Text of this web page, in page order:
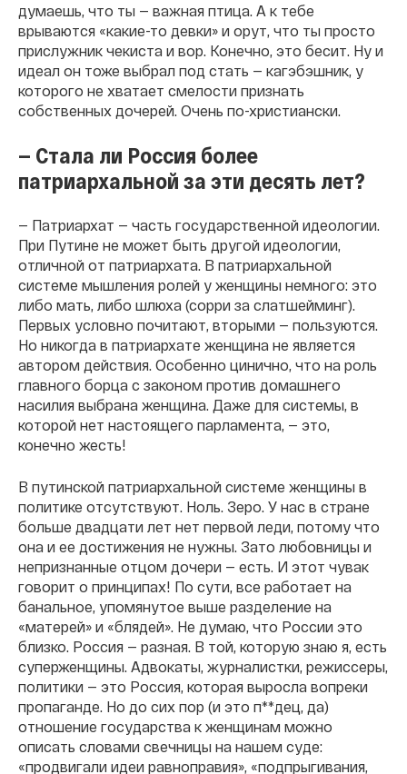
думаешь, что ты — важная птица. А к тебе
врываются «какие-то девки» и орут, что ты просто
прислужник чекиста и вор. Конечно, это бесит. Ну и
идеал он тоже выбрал под стать — кагэбэшник, у
которого не хватает смелости признать
собственных дочерей. Очень по-христиански.
— Стала ли Россия более
патриархальной за эти десять лет?
— Патриархат — часть государственной идеологии.
При Путине не может быть другой идеологии,
отличной от патриархата. В патриархальной
системе мышления ролей у женщины немного: это
либо мать, либо шлюха (сорри за слатшейминг).
Первых условно почитают, вторыми — пользуются.
Но никогда в патриархате женщина не является
автором действия. Особенно цинично, что на роль
главного борца с законом против домашнего
насилия выбрана женщина. Даже для системы, в
которой нет настоящего парламента, — это,
конечно жесть!
В путинской патриархальной системе женщины в
политике отсутствуют. Ноль. Зеро. У нас в стране
больше двадцати лет нет первой леди, потому что
она и ее достижения не нужны. Зато любовницы и
непризнанные отцом дочери — есть. И этот чувак
говорит о принципах! По сути, все работает на
банальное, упомянутое выше разделение на
«матерей» и «блядей». Не думаю, что России это
близко. Россия — разная. В той, которую знаю я, есть
суперженщины. Адвокаты, журналистки, режиссеры,
политики — это Россия, которая выросла вопреки
пропаганде. Но до сих пор (и это п**дец, да)
отношение государства к женщинам можно
описать словами свечницы на нашем суде:
«продвигали идеи равноправия», «подпрыгивания,